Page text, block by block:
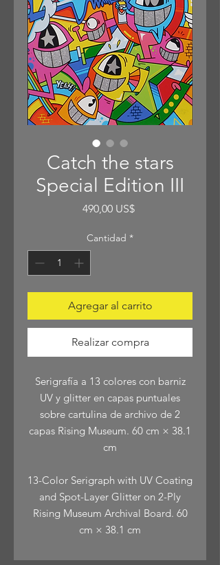
Catch the stars
Special Edition III
490,00 US$Precio
Cantidad *
Agregar al carrito
Realizar compra
Serigrafía a 13 colores con barniz
UV y glitter en capas puntuales
sobre cartulina de archivo de 2
capas Rising Museum. 60 cm × 38.1
cm
13-Color Serigraph with UV Coating
and Spot-Layer Glitter on 2-Ply
Rising Museum Archival Board. 60
cm × 38.1 cm